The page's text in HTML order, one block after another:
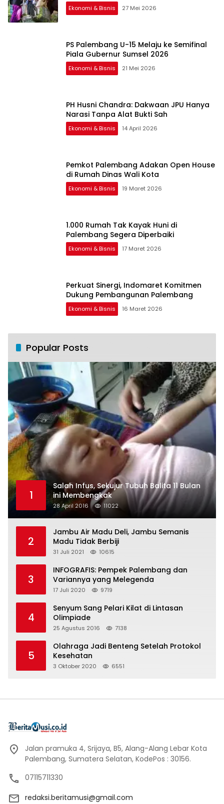
Ekonomi & Bisnis 27 Mei 2026
PS Palembang U-15 Melaju ke Semifinal
Piala Gubernur Sumsel 2026
Ekonomi & Bisnis 21 Mei 2026
PH Husni Chandra: Dakwaan JPU Hanya
Narasi Tanpa Alat Bukti Sah
Ekonomi & Bisnis 14 April 2026
Pemkot Palembang Adakan Open House
di Rumah Dinas Wali Kota
Ekonomi & Bisnis 19 Maret 2026
1.000 Rumah Tak Kayak Huni di
Palembang Segera Diperbaiki
Ekonomi & Bisnis 17 Maret 2026
Perkuat Sinergi, Indomaret Komitmen
Dukung Pembangunan Palembang
Ekonomi & Bisnis 16 Maret 2026
Popular Posts
1
Salah Infus, Sekujur Tubuh Balita 11 Bulan
ini Membengkak
28 April 2016 11022
2
Jambu Air Madu Deli, Jambu Semanis
Madu Tidak Berbiji
31 Juli 2021 10615
3
INFOGRAFIS: Pempek Palembang dan
Variannya yang Melegenda
17 Juli 2020 9719
4
Senyum Sang Pelari Kilat di Lintasan
Olimpiade
25 Agustus 2016 7138
5
Olahraga Jadi Benteng Setelah Protokol
Kesehatan
3 Oktober 2020 6551
Jalan pramuka 4, Srijaya, B5, Alang-Alang Lebar Kota
Palembang, Sumatera Selatan, KodePos : 30156.
07115711330
redaksi.beritamusi@gmail.com